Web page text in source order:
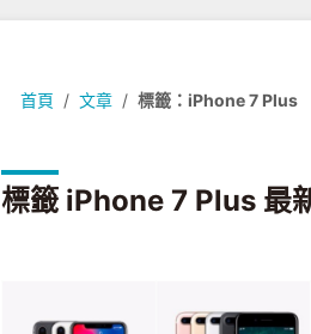
首頁 文章 標籤：iPhone 7 Plus
標籤 iPhone 7 Plus 最